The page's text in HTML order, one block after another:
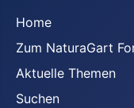
Home
Zum NaturaGart
Aktuelle Themen
Suchen